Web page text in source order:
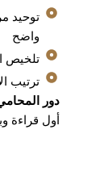
توحيد
واضح
تلخيص
ترتيب
دور
أول قراءة